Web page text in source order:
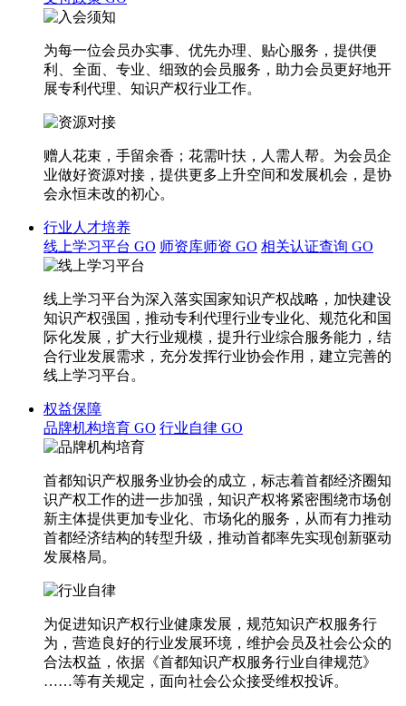
为每一位会员办实事、优先办理、贴心服务，提供便
利、全面、专业、细致的会员服务，助力会员更好地开
展专利代理、知识产权行业工作。
赠人花束，手留余香；花需叶扶，人需人帮。为会员企
业做好资源对接，提供更多上升空间和发展机会，是协
会永恒未改的初心。
行业人才培养
线上学习平台 GO 师资库师资 GO 相关认证查询 GO
线上学习平台为深入落实国家知识产权战略，加快建设
知识产权强国，推动专利代理行业专业化、规范化和国
际化发展，扩大行业规模，提升行业综合服务能力，结
合行业发展需求，充分发挥行业协会作用，建立完善的
线上学习平台。
权益保障
品牌机构培育 GO 行业自律 GO
首都知识产权服务业协会的成立，标志着首都经济圈知
识产权工作的进一步加强，知识产权将紧密围绕市场创
新主体提供更加专业化、市场化的服务，从而有力推动
首都经济结构的转型升级，推动首都率先实现创新驱动
发展格局。
为促进知识产权行业健康发展，规范知识产权服务行
为，营造良好的行业发展环境，维护会员及社会公众的
合法权益，依据《首都知识产权服务行业自律规范》
……等有关规定，面向社会公众接受维权投诉。